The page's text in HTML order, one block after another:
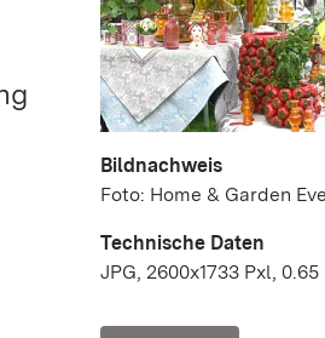
Bildnachweis
Foto: Home & Garden
Technische Daten
JPG, 2600x1733 Pxl, 0.65